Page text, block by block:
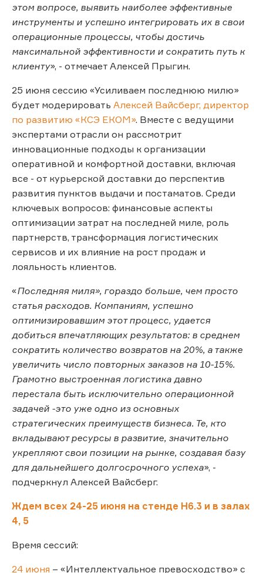
этом вопросе, выявить наиболее эффективные
инструменты и успешно интегрировать их в свои
операционные процессы, чтобы достичь
максимальной эффективности и сократить путь к
клиенту», - отмечает Алексей Прыгин.
25 июня сессию «Усиливаем последнюю милю»
будет модерировать Алексей Вайсберг, директор
по развитию «КСЭ EКOM». Вместе с ведущими
экспертами отрасли он рассмотрит
инновационные подходы к организации
оперативной и комфортной доставки, включая
все - от курьерской доставки до перспектив
развития пунктов выдачи и постаматов. Среди
ключевых вопросов: финансовые аспекты
оптимизации затрат на последней миле, роль
партнерств, трансформация логистических
сервисов и их влияние на рост продаж и
лояльность клиентов.
«Последняя миля», гораздо больше, чем просто
статья расходов. Компаниям, успешно
оптимизировавшим этот процесс, удается
добиться впечатляющих результатов: в среднем
сократить количество возвратов на 20%, а также
увеличить число повторных заказов на 10-15%.
Грамотно выстроенная логистика давно
перестала быть исключительно операционной
задачей -это уже одно из основных
стратегических преимуществ бизнеса. Те, кто
вкладывают ресурсы в развитие, значительно
укрепляют свои позиции на рынке, создавая базу
для дальнейшего долгосрочного успеха», -
подчеркнул Алексей Вайсберг.
Ждем всех 24-25 июня на стенде Н6.3 и в залах
4, 5
Время сессий:
24 июня – «Интеллектуальное превосходство» с